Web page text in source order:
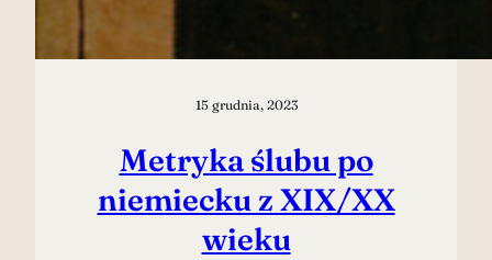
15 grudnia, 2023
Metryka ślubu po
niemiecku z XIX/XX
wieku